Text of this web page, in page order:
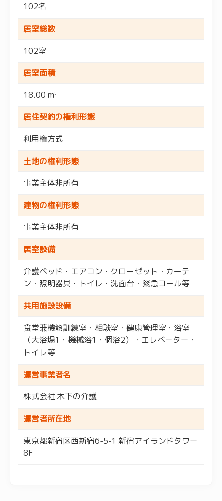
102名
居室総数
102室
居室面積
18.00 m²
居住契約の権利形態
利用権方式
土地の権利形態
事業主体非所有
建物の権利形態
事業主体非所有
居室設備
介護ベッド・エアコン・クローゼット・カーテ
ン・照明器具・トイレ・洗面台・緊急コール等
共用施設設備
食堂兼機能訓練室・相談室・健康管理室・浴室
（大浴場1・機械浴1・個浴2）・エレベーター・
トイレ等
運営事業者名
株式会社 木下の介護
運営者所在地
東京都新宿区西新宿6-5-1 新宿アイランドタワー
8F